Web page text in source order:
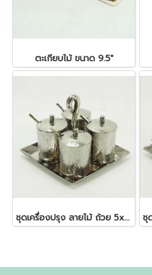
ตะเกียบไม้ ขนาด 9.5"
ชุดเครื่องปรุง ลายไม้ ถ้วย 5x5.5 ซม. ถาด 14x14 ซม.